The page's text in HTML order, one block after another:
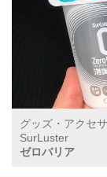
グッズ・アクセ
SurLuster
ゼロバリア